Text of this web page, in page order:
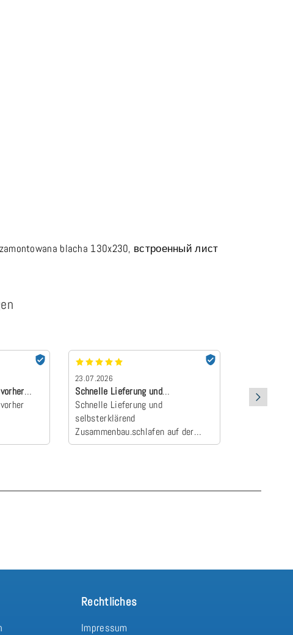
blacha 130x230, встроенный лист
23.07.2026
Schnelle Lieferung und
selbsterklärend Z…
Schnelle Lieferung und
selbsterklärend
Zusammenbau.schlafen auf der
neuen Matratze einfach himmlisch
absolut
Der
Rechtliches
Impressum